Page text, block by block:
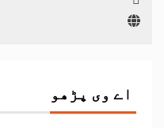
اے وی پڑھو